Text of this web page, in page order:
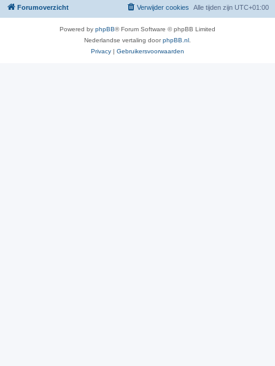
Forumoverzicht Alle tijden zijn UTC+01:00
Verwijder cookies
Powered by phpBB® Forum Software © phpBB Limited
Nederlandse vertaling doorphpBB.nl
Privacy | Gebruikersvoorwaarden